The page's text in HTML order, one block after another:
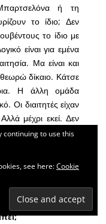
ή τη
το ίδιο; Δεν
το ίδιο με
είναι για εμένα
Μα είναι και
δίκαιο. Κάτσε
Η άλλη ομάδα
Οι διαιτητές είχαν
μέχρι εκεί. Δεν
κάτι μ’ αυτά που
ειλικρινά. Και σε
Καραγκούνη;
από
continuing to use this
see here:Cookie